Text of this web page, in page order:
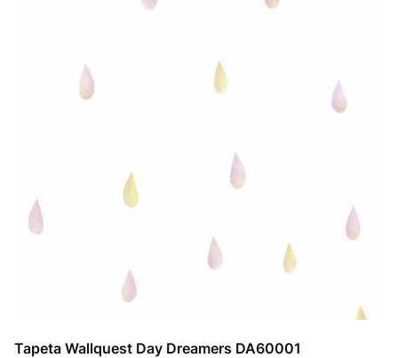
Tapeta Wallquest Day Dreamers DA60001